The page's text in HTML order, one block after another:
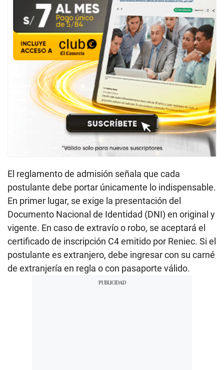
El reglamento de admisión señala que cada
postulante debe portar únicamente lo indispensable.
En primer lugar, se exige la presentación del
Documento Nacional de Identidad (DNI) en original y
vigente. En caso de extravío o robo, se aceptará el
certificado de inscripción C4 emitido por Reniec. Si el
postulante es extranjero, debe ingresar con su carné
de extranjería en regla o con pasaporte válido.